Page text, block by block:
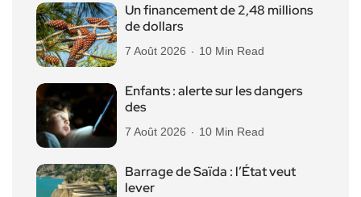
Un financement de 2,48 millions
de dollars
7 Août 2026 10 Min Read
Enfants : alerte sur les dangers
des
7 Août 2026 10 Min Read
Barrage de Saïda : l’État veut
lever